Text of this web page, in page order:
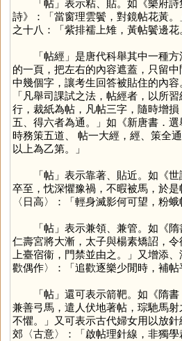
「帖」表示粘、貼。如《樂府
詩》：「當窗理雲鬢，對鏡帖花黃。
之十八：「紫排襦上雉，黃帖鬢邊花
「帖經」是唐代科舉其中一種方
的一頁，把左右的內容遮蓋，只留
中幾個字，讓考生回答被貼住的內容
「凡舉司課試之法，帖經者，以所
行，裁紙為帖，凡帖三字，隨時增
五、得六者為通。」如《新唐書．
時務策五道、 帖一大經，經、策全
以上為乙第。」
「帖」表示靠著、貼近。如《
卒至，忱深懼豫禍，不暇被馬，於
〈日高〉：「輕身滅影何可望，粉蛾
「帖」表示兼領、兼管。如《
仁壽宮將大漸，太子與楊素矯詔，
上臺宿衞，門禁並由之。」又增添
歡偶作〉：「追歡逐樂少閒時，補帖
「帖」還可表示箭靶。如《隋書
兼善弓馬，遣人伏地著帖，琮馳馬
不懼。」又可表示古代婦女用以放
郊〈古意〉：「啟帖理針線，非獨學